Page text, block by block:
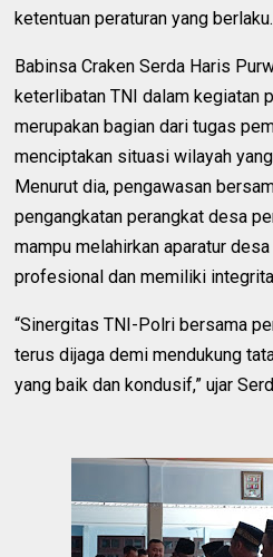
ketentuan peraturan yang berlaku.
Babinsa Craken Serda Haris
keterlibatan TNI dalam kegiatan
merupakan bagian dari tugas
menciptakan situasi wilayah
Menurut dia, pengawasan
pengangkatan perangkat desa
mampu melahirkan aparatur
profesional dan memiliki
“Sinergitas TNI-Polri bersama
terus dijaga demi mendukung
yang baik dan kondusif,” ujar